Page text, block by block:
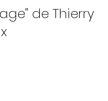
de Thierry
étoiles sur 5.